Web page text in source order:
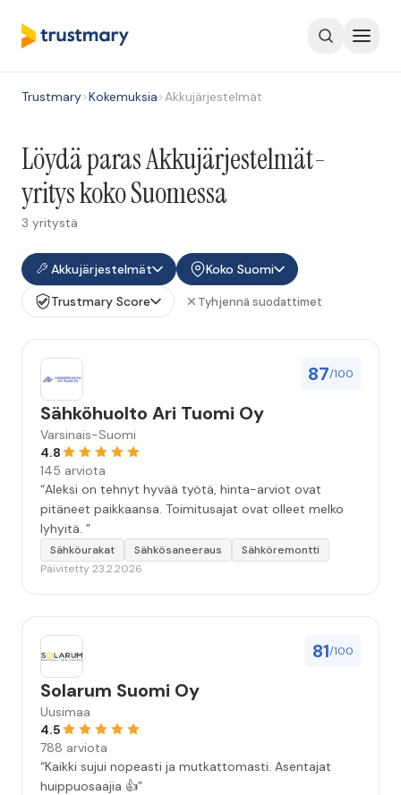
Trustmary>Kokemuksia>Akkujärjestelmät
Löydä paras Akkujärjestelmät-
yritys koko Suomessa
3 yritystä
Akkujärjestelmät
Koko Suomi
Trustmary Score
Tyhjennä suodattimet
87/100
Sähköhuolto Ari Tuomi Oy
Varsinais-Suomi
4.8
145 arviota
“Aleksi on tehnyt hyvää työtä, hinta-arviot ovat
pitäneet paikkaansa. Toimitusajat ovat olleet melko
lyhyitä. ”
Sähköurakat Sähkösaneeraus
Sähköremontti
Päivitetty 23.2.2026
81/100
Solarum Suomi Oy
Uusimaa
4.5
788 arviota
“Kaikki sujui nopeasti ja mutkattomasti. Asentajat
huippuosaajia 👍”